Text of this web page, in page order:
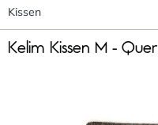
Kissen
Kelim Kissen M - Quer